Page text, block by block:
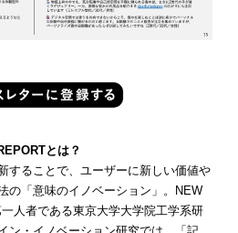
とは？
することで、ユーザーに新しい価値や
の「意味のイノベーション」。NEW
人者である東京大学大学院工学系研